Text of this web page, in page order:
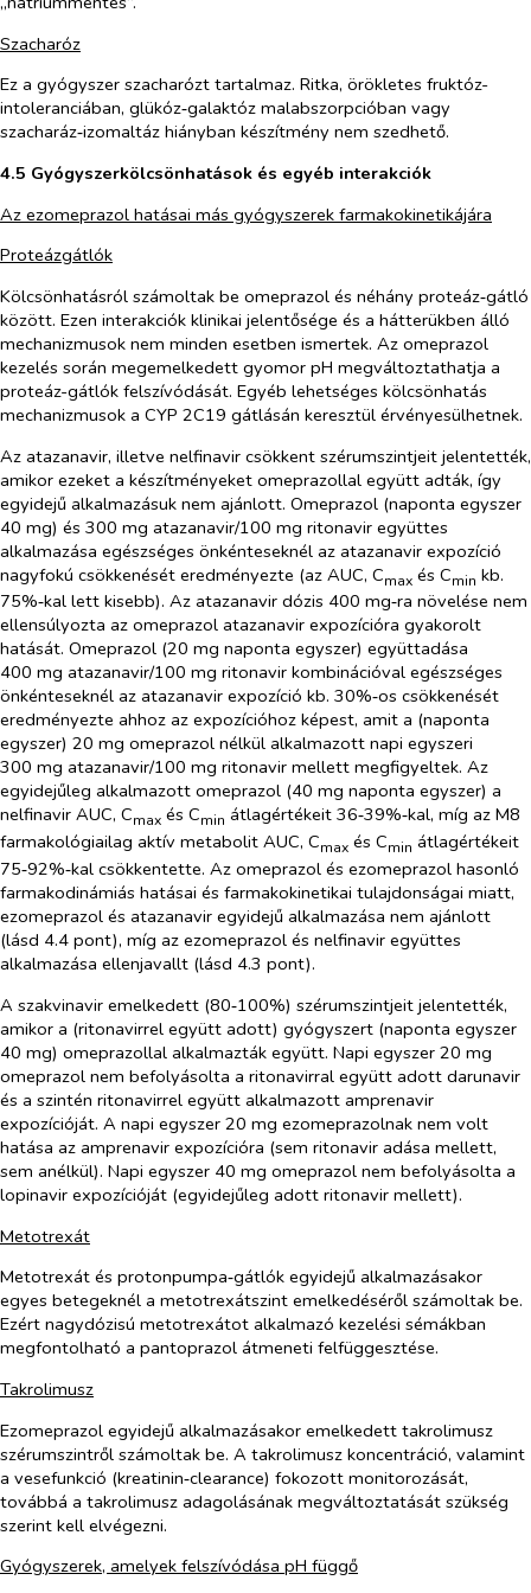
Szacharóz
Ez a gyógyszer szacharózt tartalmaz. Ritka, örökletes fruktóz-
intoleranciában, glükóz‑galaktóz malabszorpcióban vagy
szacharáz‑izomaltáz hiányban készítmény nem szedhető.
4.5 Gyógyszerkölcsönhatások és egyéb interakciók
Az ezomeprazol hatásai más gyógyszerek farmakokinetikájára
Proteázgátlók
Kölcsönhatásról számoltak be omeprazol és néhány proteáz‑gátló
között. Ezen interakciók klinikai jelentősége és a hátterükben álló
mechanizmusok nem minden esetben ismertek. Az omeprazol
kezelés során megemelkedett gyomor pH megváltoztathatja a
proteáz-gátlók felszívódását. Egyéb lehetséges kölcsönhatás
mechanizmusok a CYP 2C19 gátlásán keresztül érvényesülhetnek.
Az atazanavir, illetve nelfinavir csökkent szérumszintjeit jelentették,
amikor ezeket a készítményeket omeprazollal együtt adták, így
egyidejű alkalmazásuk nem ajánlott. Omeprazol (naponta egyszer
40 mg) és 300 mg atazanavir/100 mg ritonavir együttes
alkalmazása egészséges önkénteseknél az atazanavir expozíció
nagyfokú csökkenését eredményezte (az AUC, Cmax és Cmin kb.
75%‑kal lett kisebb). Az atazanavir dózis 400 mg‑ra növelése nem
ellensúlyozta az omeprazol atazanavir expozícióra gyakorolt
hatását. Omeprazol (20 mg naponta egyszer) együttadása
400 mg atazanavir/100 mg ritonavir kombinációval egészséges
önkénteseknél az atazanavir expozíció kb. 30%‑os csökkenését
eredményezte ahhoz az expozícióhoz képest, amit a (naponta
egyszer) 20 mg omeprazol nélkül alkalmazott napi egyszeri
300 mg atazanavir/100 mg ritonavir mellett megfigyeltek. Az
egyidejűleg alkalmazott omeprazol (40 mg naponta egyszer) a
nelfinavir AUC, Cmax és Cmin átlagértékeit 36‑39%‑kal, míg az M8
farmakológiailag aktív metabolit AUC, Cmax és Cmin átlagértékeit
75‑92%‑kal csökkentette. Az omeprazol és ezomeprazol hasonló
farmakodinámiás hatásai és farmakokinetikai tulajdonságai miatt,
ezomeprazol és atazanavir egyidejű alkalmazása nem ajánlott
(lásd 4.4 pont), míg az ezomeprazol és nelfinavir együttes
alkalmazása ellenjavallt (lásd 4.3 pont).
A szakvinavir emelkedett (80‑100%) szérumszintjeit jelentették,
amikor a (ritonavirrel együtt adott) gyógyszert (naponta egyszer
40 mg) omeprazollal alkalmazták együtt. Napi egyszer 20 mg
omeprazol nem befolyásolta a ritonavirral együtt adott darunavir
és a szintén ritonavirrel együtt alkalmazott amprenavir
expozícióját. A napi egyszer 20 mg ezomeprazolnak nem volt
hatása az amprenavir expozícióra (sem ritonavir adása mellett,
sem anélkül). Napi egyszer 40 mg omeprazol nem befolyásolta a
lopinavir expozícióját (egyidejűleg adott ritonavir mellett).
Metotrexát
Metotrexát és protonpumpa‑gátlók egyidejű alkalmazásakor
egyes betegeknél a metotrexátszint emelkedéséről számoltak be.
Ezért nagydózisú metotrexátot alkalmazó kezelési sémákban
megfontolható a pantoprazol átmeneti felfüggesztése.
Takrolimusz
Ezomeprazol egyidejű alkalmazásakor emelkedett takrolimusz
szérumszintről számoltak be. A takrolimusz koncentráció, valamint
a vesefunkció (kreatinin‑clearance) fokozott monitorozását,
továbbá a takrolimusz adagolásának megváltoztatását szükség
szerint kell elvégezni.
Gyógyszerek, amelyek felszívódása pH függő